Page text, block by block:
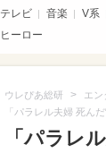
テレビ 音楽 V系
ヒーロー
ウレぴあ総研 > エ
「パラレル夫婦 死ん
「パラレ